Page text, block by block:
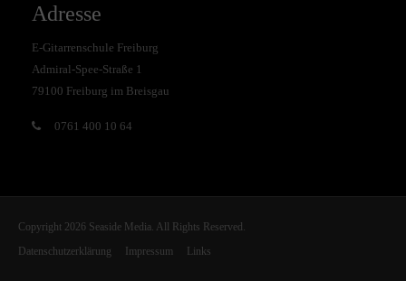
Adresse
E-Gitarrenschule Freiburg
Admiral-Spee-Straße 1
79100 Freiburg im Breisgau
0761 400 10 64
Copyright 2026 Seaside Media. All Rights Reserved.
Datenschutzerklärung
Impressum Links